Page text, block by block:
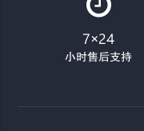
7×24
小时售后支持